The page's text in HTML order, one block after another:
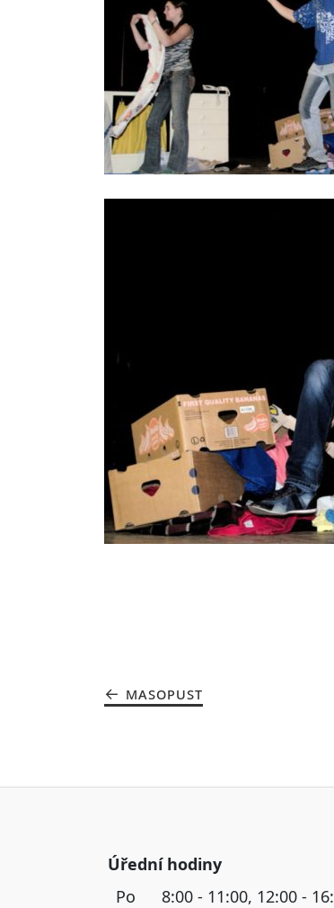
MASOPUST
Úřední hodiny
Po
8:00 - 11:00, 12:00 -